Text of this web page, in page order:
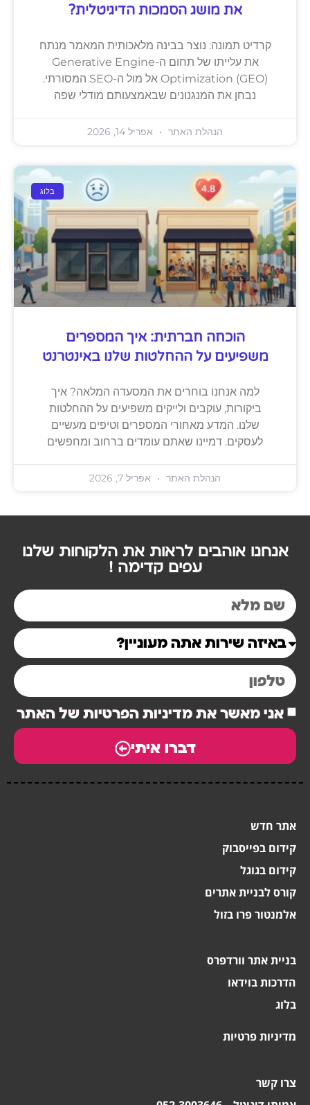
את מושג הסמכות הדיגיטלית?
קרדיט תמונה: נוצר בבינה מלאכותית המאמר מנתח
את עלייתו של תחום ה-Generative Engine
Optimization (GEO) אל מול ה-SEO המסורתי.
נבחן את המנגנונים שבאמצעותם מודלי שפה
הנהלת האתר אפריל 14, 2026
בלוג
הוכחה חברתית: איך המספרים
משפיעים על ההחלטות שלנו באינטרנט
למה אנחנו בוחרים את המסעדה המלאה? איך
ביקורות, עוקבים ולייקים משפיעים על ההחלטות
שלנו. המדע מאחורי המספרים וטיפים מעשיים
לעסקים. דמיינו שאתם עומדים ברחוב ומחפשים
הנהלת האתר אפריל 7, 2026
אנחנו אוהבים לראות את הלקוחות שלנו
עפים קדימה !
אני מאשר את מדיניות הפרטיות של האתר
דברו איתי
אתר חדש
קידום בפייסבוק
קידום בגוגל
קורס לבניית אתרים
אלמנטור פרו בזול
בניית אתר וורדפרס
הדרכות בוידאו
בלוג
מדיניות פרטיות
צרו קשר